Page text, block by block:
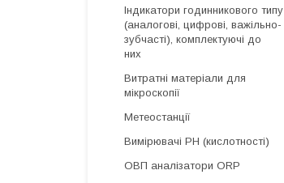
Індикатори годинникового типу
(аналогові, цифрові, важільно-
зубчасті), комплектуючі до
них
Витратні матеріали для
мікроскопії
Метеостанції
Вимірювачі РН (кислотності)
ОВП аналізатори ORP